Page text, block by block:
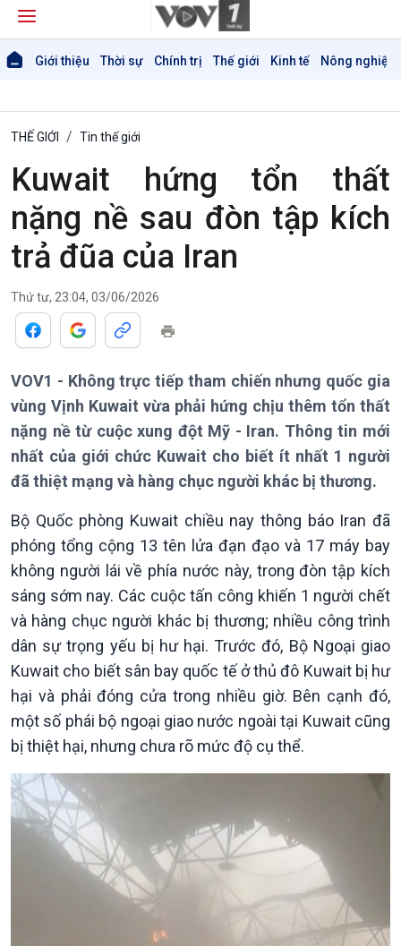
Giới thiệu Thời sự Chính trị Thế giới Kinh tế Nông nghiệp
Giới thiệu
Thời sự
Thời sự 6h
Thời sự 12h
Thời sự 18h
Thời sự 21h30
Bản tin
Chuyên mục
Theo dòng Thời sự
Chính trị
Tin Chính trị
Chính phủ với người dân
Thế giới
Tin thế giới
Vấn đề quốc tế
Hồ sơ sự kiện quốc tế
Thế giới & Việt Nam
THẾ GIỚI Tin thế giới
Kuwait hứng tổn thất
nặng nề sau đòn tập kích
trả đũa của Iran
Thứ tư, 23:04, 03/06/2026
VOV1 - Không trực tiếp tham chiến nhưng quốc gia
vùng Vịnh Kuwait vừa phải hứng chịu thêm tổn thất
nặng nề từ cuộc xung đột Mỹ - Iran. Thông tin mới
nhất của giới chức Kuwait cho biết ít nhất 1 người
đã thiệt mạng và hàng chục người khác bị thương.
Bộ Quốc phòng Kuwait chiều nay thông báo Iran đã
phóng tổng cộng 13 tên lửa đạn đạo và 17 máy bay
không người lái về phía nước này, trong đòn tập kích
sáng sớm nay. Các cuộc tấn công khiến 1 người chết
và hàng chục người khác bị thương; nhiều công trình
dân sự trọng yếu bị hư hại. Trước đó, Bộ Ngoại giao
Kuwait cho biết sân bay quốc tế ở thủ đô Kuwait bị hư
hại và phải đóng cửa trong nhiều giờ. Bên cạnh đó,
một số phái bộ ngoại giao nước ngoài tại Kuwait cũng
bị thiệt hại, nhưng chưa rõ mức độ cụ thể.